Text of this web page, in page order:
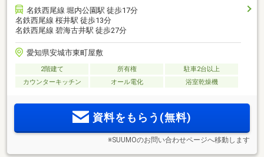
名鉄西尾線 堀内公園駅 徒歩17分
名鉄西尾線 桜井駅 徒歩13分
名鉄西尾線 碧海古井駅 徒歩27分
愛知県安城市東町屋敷
2階建て 所有権
駐車2台以上
カウンターキッチン
オール電化 浴室乾燥機
資料をもらう(無料)
※SUUMOのお問い合わせページへ移動します